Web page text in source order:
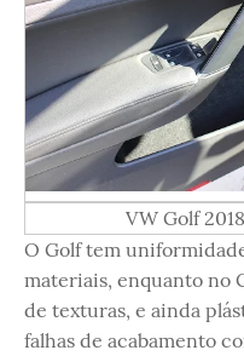
VW Golf
O Golf tem
materiais, enquanto no
de texturas, e ainda
falhas de acabamento